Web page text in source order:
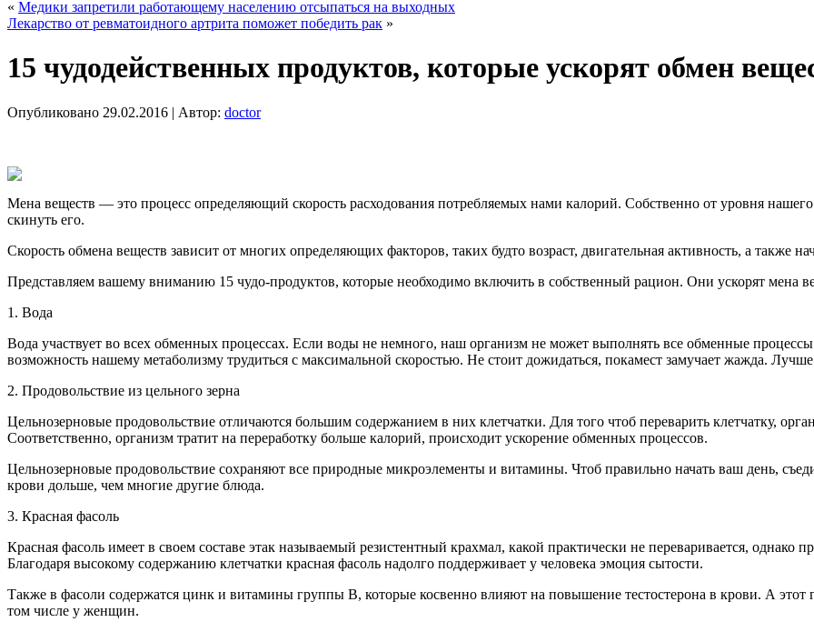
« Медики запретили работающему населению отсыпаться на выходных
Лекарство от ревматоидного артрита поможет победить рак »
15 чудодейственных продуктов, которые ускорят обмен
Опубликовано 29.02.2016 | Автор: doctor
Мена веществ — это процесс определяющий скорость расходования потребляемых нами калорий. Собственно от уровня
скинуть его.
Скорость обмена веществ зависит от многих определяющих факторов, таких будто возраст, двигательная активность, а также
Представляем вашему вниманию 15 чудо-продуктов, которые необходимо включить в собственный рацион. Они ускорят мена
1. Вода
Вода участвует во всех обменных процессах. Если воды не немного, наш организм не может выполнять все обменные
возможность нашему метаболизму трудиться с максимальной скоростью. Не стоит дожидаться, покамест замучает жажда.
2. Продовольствие из цельного зерна
Цельнозерновые продовольствие отличаются большим содержанием в них клетчатки. Для того чтоб переварить клетчатку,
Соответственно, организм тратит на переработку больше калорий, происходит ускорение обменных процессов.
Цельнозерновые продовольствие сохраняют все природные микроэлементы и витамины. Чтоб правильно начать ваш день,
крови дольше, чем многие другие блюда.
3. Красная фасоль
Красная фасоль имеет в своем составе этак называемый резистентный крахмал, какой практически не переваривается,
Благодаря высокому содержанию клетчатки красная фасоль надолго поддерживает у человека эмоция сытости.
Также в фасоли содержатся цинк и витамины группы B, которые косвенно влияют на повышение тестостерона в крови. А
том числе у женщин.